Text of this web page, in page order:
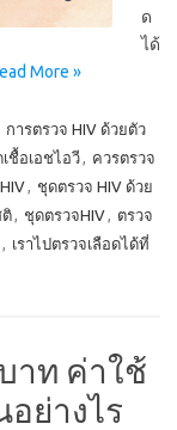
ด
ได้
More »
การตรวจ HIV ด้วยตัว
ชื้อเอชไอวี, ควรตรวจ
, ชุดตรวจ HIV ด้วย
ติ, ชุดตรวจHIV, ตรวจ
, เราไปตรวจเลือดได้ที่
าท ค่าใช้
ย่างไร